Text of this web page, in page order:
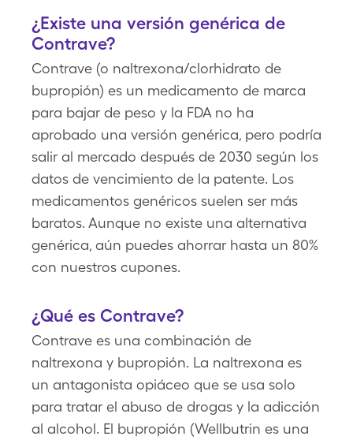
¿Existe una versión genérica de
Contrave?
Contrave (o naltrexona/clorhidrato de
bupropión) es un medicamento de marca
para bajar de peso y la FDA no ha
aprobado una versión genérica, pero podría
salir al mercado después de 2030 según los
datos de vencimiento de la patente. Los
medicamentos genéricos suelen ser más
baratos. Aunque no existe una alternativa
genérica, aún puedes ahorrar hasta un 80%
con nuestros cupones.
¿Qué es Contrave?
Contrave es una combinación de
naltrexona y bupropión. La naltrexona es
un antagonista opiáceo que se usa solo
para tratar el abuso de drogas y la adicción
al alcohol. El bupropión (Wellbutrin es una